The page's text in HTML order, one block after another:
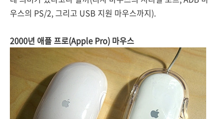
우스의 PS/2, 그리고 USB 지원 마우스까지).
2000년 애플 프로(Apple Pro) 마우스